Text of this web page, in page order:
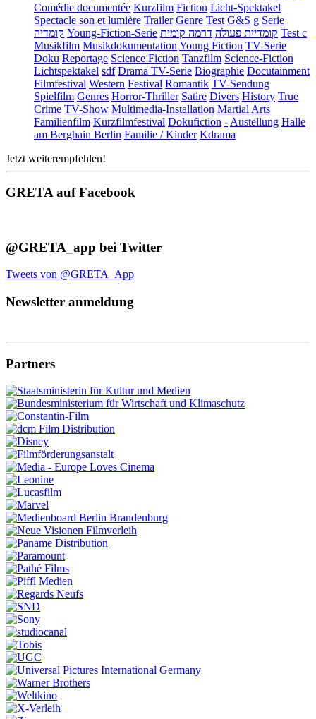
Comédie documentée Kurzfilm Fiction Licht-Spektakel
Spectacle son et lumière Trailer Genre Test G&S g Serie
קומדיה Young-Fiction-Serie קומדיית פעולה דרמה קומית
Test c
Musikfilm Musikdokumentation Young Fiction TV-Serie
Doku Reportage Science Fiction Tanzfilm Science-Fiction
Lichtspektakel sdf Drama TV-Serie Biographie Docutainment
Filmfestival Western Festival Romantik TV-Sendung
Spielfilm Genres Horror-Thriller Satire Divers History True
Crime TV-Show Multimedia-Installation Martial Arts
Familienfilm Kurzfilmfestival Dokufiction - Austellung Halle
am Berghain Berlin Familie / Kinder Kdrama
Jetzt weiterempfehlen!
GRETA auf Facebook
@GRETA_app bei Twitter
Tweets von @GRETA_App
Newsletter anmeldung
Partners